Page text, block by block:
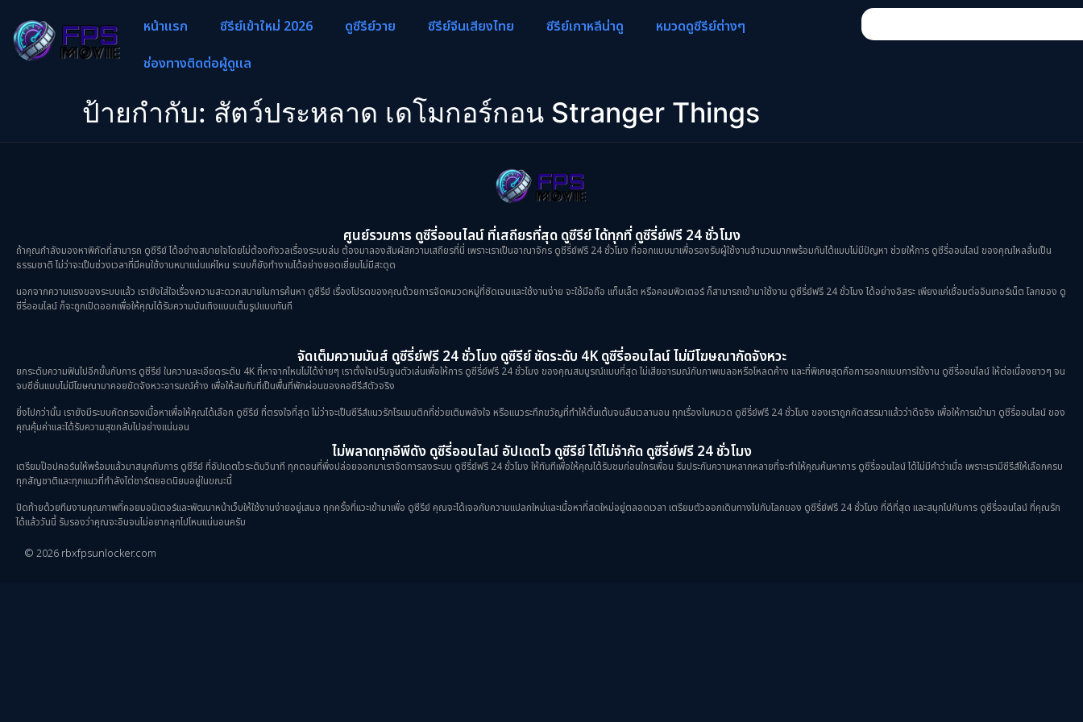
หน้าแรก ซีรีย์เข้าใหม่ 2026 ดูซีรีย์วาย ซีรีย์จีนเสียงไทย ซีรีย์เกาหลีน่าดู
หมวดดูซีรีย์ต่างๆ
ช่องทางติดต่อผู้ดูแล
ป้ายกำกับ: สัตว์ประหลาด เดโมกอร์กอน Stranger Things
ศูนย์รวมการ ดูซีรี่ออนไลน์ ที่เสถียรที่สุด ดูซีรีย์ ได้ทุกที่ ดูซีรี่ย์ฟรี 24 ชั่วโมง
ถ้าคุณกำลังมองหาพิกัดที่สามารถ ดูซีรีย์ ได้อย่างสบายใจโดยไม่ต้องกังวลเรื่องระบบล่ม ต้องมาลองสัมผัสความเสถียรที่นี่ เพราะเราเป็นอาณาจักร ดูซีรี่ย์ฟรี 24 ชั่วโมง ที่ออกแบบมาเพื่อรองรับผู้ใช้งานจำนวนมากพร้อมกันได้แบบไม่มีปัญหา ช่วยให้การ ดูซีรี่ออนไลน์ ของคุณไหลลื่นเป็น
ธรรมชาติ ไม่ว่าจะเป็นช่วงเวลาที่มีคนใช้งานหนาแน่นแค่ไหน ระบบก็ยังทำงานได้อย่างยอดเยี่ยมไม่มีสะดุด
นอกจากความแรงของระบบแล้ว เรายังใส่ใจเรื่องความสะดวกสบายในการค้นหา ดูซีรีย์ เรื่องโปรดของคุณด้วยการจัดหมวดหมู่ที่ชัดเจนและใช้งานง่าย จะใช้มือถือ แท็บเล็ต หรือคอมพิวเตอร์ ก็สามารถเข้ามาใช้งาน ดูซีรี่ย์ฟรี 24 ชั่วโมง ได้อย่างอิสระ เพียงแค่เชื่อมต่ออินเทอร์เน็ต โลกของ ดู
ซีรี่ออนไลน์ ก็จะถูกเปิดออกเพื่อให้คุณได้รับความบันเทิงแบบเต็มรูปแบบทันที
จัดเต็มความมันส์ ดูซีรี่ย์ฟรี 24 ชั่วโมง ดูซีรีย์ ชัดระดับ 4K ดูซีรี่ออนไลน์ ไม่มีโฆษณากัดจังหวะ
ยกระดับความฟินไปอีกขั้นกับการ ดูซีรีย์ ในความละเอียดระดับ 4K ที่หาจากไหนไม่ได้ง่ายๆ เราตั้งใจปรับจูนตัวเล่นเพื่อให้การ ดูซีรี่ย์ฟรี 24 ชั่วโมง ของคุณสมบูรณ์แบบที่สุด ไม่เสียอารมณ์กับภาพเบลอหรือโหลดค้าง และที่พิเศษสุดคือการออกแบบการใช้งาน ดูซีรี่ออนไลน์ ให้ต่อเนื่องยาวๆ จน
จบซีซั่นแบบไม่มีโฆษณามาคอยขัดจังหวะอารมณ์ค้าง เพื่อให้สมกับที่เป็นพื้นที่พักผ่อนของคอซีรีส์ตัวจริง
ยิ่งไปกว่านั้น เรายังมีระบบคัดกรองเนื้อหาเพื่อให้คุณได้เลือก ดูซีรีย์ ที่ตรงใจที่สุด ไม่ว่าจะเป็นซีรีส์แนวรักโรแมนติกที่ช่วยเติมพลังใจ หรือแนวระทึกขวัญที่ทำให้ตื่นเต้นจนลืมเวลานอน ทุกเรื่องในหมวด ดูซีรี่ย์ฟรี 24 ชั่วโมง ของเราถูกคัดสรรมาแล้วว่าดีจริง เพื่อให้การเข้ามา ดูซีรี่ออนไลน์ ของ
คุณคุ้มค่าและได้รับความสุขกลับไปอย่างแน่นอน
ไม่พลาดทุกอีพีดัง ดูซีรี่ออนไลน์ อัปเดตไว ดูซีรีย์ ได้ไม่จำกัด ดูซีรี่ย์ฟรี 24 ชั่วโมง
เตรียมป๊อปคอร์นให้พร้อมแล้วมาสนุกกับการ ดูซีรีย์ ที่อัปเดตไวระดับวินาที ทุกตอนที่พึ่งปล่อยออกมาเราจัดการลงระบบ ดูซีรี่ย์ฟรี 24 ชั่วโมง ให้ทันทีเพื่อให้คุณได้รับชมก่อนใครเพื่อน รับประกันความหลากหลายที่จะทำให้คุณค้นหาการ ดูซีรี่ออนไลน์ ได้ไม่มีคำว่าเบื่อ เพราะเรามีซีรีส์ให้เลือกครบ
ทุกสัญชาติและทุกแนวที่กำลังไต่ชาร์ตยอดนิยมอยู่ในขณะนี้
ปิดท้ายด้วยทีมงานคุณภาพที่คอยมอนิเตอร์และพัฒนาหน้าเว็บให้ใช้งานง่ายอยู่เสมอ ทุกครั้งที่แวะเข้ามาเพื่อ ดูซีรีย์ คุณจะได้เจอกับความแปลกใหม่และเนื้อหาที่สดใหม่อยู่ตลอดเวลา เตรียมตัวออกเดินทางไปกับโลกของ ดูซีรี่ย์ฟรี 24 ชั่วโมง ที่ดีที่สุด และสนุกไปกับการ ดูซีรี่ออนไลน์ ที่คุณรัก
ได้แล้ววันนี้ รับรองว่าคุณจะอินจนไม่อยากลุกไปไหนแน่นอนครับ
© 2026 rbxfpsunlocker.com